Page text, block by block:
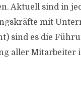
Aktuell sind in
mit
sind es die
aller Mitarbeiter